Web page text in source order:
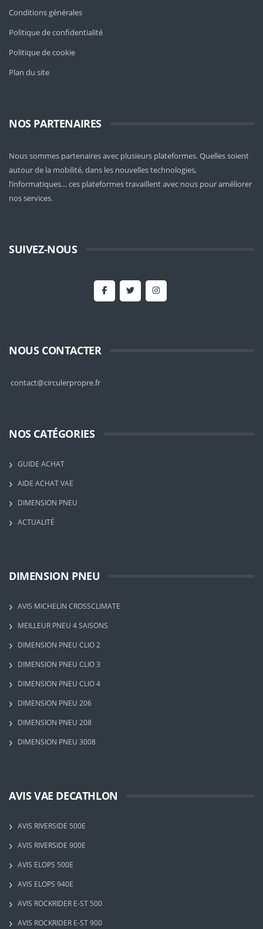
Conditions générales
Politique de confidentialité
Politique de cookie
Plan du site
NOS PARTENAIRES
Nous sommes partenaires avec plusieurs plateformes. Quelles soient
autour de la mobilité, dans les nouvelles technologies,
l’informatiques… ces plateformes travaillent avec nous pour améliorer
nos services.
SUIVEZ-NOUS
NOUS CONTACTER
contact@circulerpropre.fr
NOS CATÉGORIES
GUIDE ACHAT
AIDE ACHAT VAE
DIMENSION PNEU
ACTUALITÉ
DIMENSION PNEU
AVIS MICHELIN CROSSCLIMATE
MEILLEUR PNEU 4 SAISONS
DIMENSION PNEU CLIO 2
DIMENSION PNEU CLIO 3
DIMENSION PNEU CLIO 4
DIMENSION PNEU 206
DIMENSION PNEU 208
DIMENSION PNEU 3008
AVIS VAE DECATHLON
AVIS RIVERSIDE 500E
AVIS RIVERSIDE 900E
AVIS ELOPS 500E
AVIS ELOPS 940E
AVIS ROCKRIDER E-ST 500
AVIS ROCKRIDER E-ST 900